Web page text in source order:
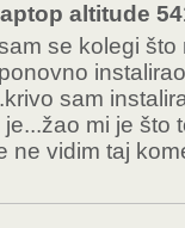
altitude
se kolegi
sam
mi je što
ne vidim taj